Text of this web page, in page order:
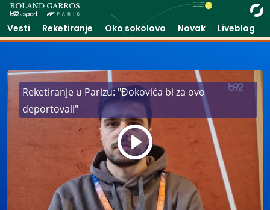
Vesti Reketiranje Oko sokolovo Novak Liveblog
Play
Reketiranje u Parizu: "Đokovića bi za ovo
deportovali"